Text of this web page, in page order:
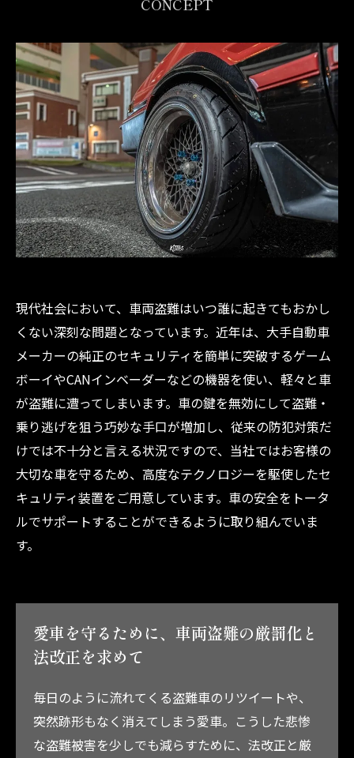
CONCEPT
現代社会において、車両盗難はいつ誰に起きてもおかし
くない深刻な問題となっています。近年は、大手自動車
メーカーの純正のセキュリティを簡単に突破するゲーム
ボーイやCANインベーダーなどの機器を使い、軽々と車
が盗難に遭ってしまいます。車の鍵を無効にして盗難・
乗り逃げを狙う巧妙な手口が増加し、従来の防犯対策だ
けでは不十分と言える状況ですので、当社ではお客様の
大切な車を守るため、高度なテクノロジーを駆使したセ
キュリティ装置をご用意しています。車の安全をトータ
ルでサポートすることができるように取り組んでいま
す。
愛車を守るために、車両盗難の厳罰化と
法改正を求めて
毎日のように流れてくる盗難車のリツイートや、
突然跡形もなく消えてしまう愛車。こうした悲惨
な盗難被害を少しでも減らすために、法改正と厳